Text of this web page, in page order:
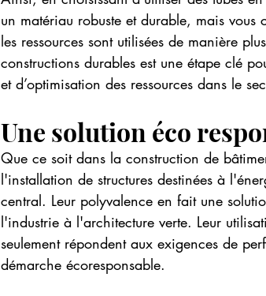
un matériau robuste et durable, mais
les ressources sont utilisées de manière
constructions durables est une étape clé
et d’optimisation des ressources dans le
Une solution éco
Que ce soit dans la construction de
l'installation de structures destinées à
central. Leur polyvalence en fait une
l'industrie à l'architecture verte. Leur
seulement répondent aux exigences de
démarche écoresponsable.